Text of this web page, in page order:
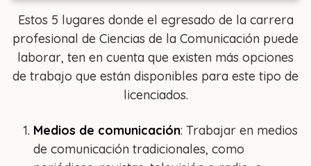
Estos 5 lugares donde el egresado de la carrera
profesional de Ciencias de la Comunicación puede
laborar, ten en cuenta que existen más opciones
de trabajo que están disponibles para este tipo de
licenciados.
Medios de comunicación: Trabajar en medios
de comunicación tradicionales, como